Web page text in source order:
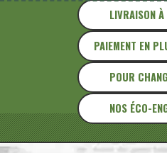
LIVRAISON
PAIEMENT EN
POUR
NOS ÉCO-